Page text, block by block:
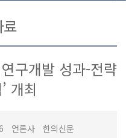
구개발 성과-전략
개최
언론사
한의신문